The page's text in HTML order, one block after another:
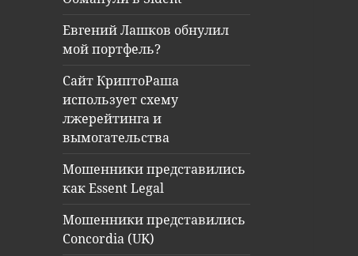
Евгений Лашков обнулил
мой портфель?
Сайт КриптоРаша
использует схему
лжерейтинга и
вымогательства
Мошенники представились
как Essent Legal
Мошенники представились
Concordia (UK)